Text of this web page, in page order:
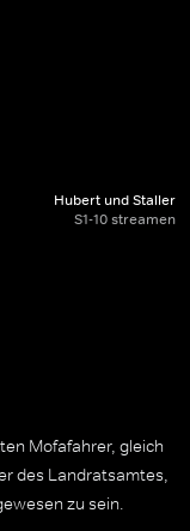
Hubert und Staller
S1-10 streamen
Mofafahrer, gleich
des Landratsamtes,
zu sein.